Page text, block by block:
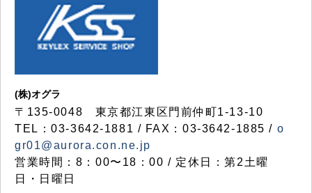
(株)オグラ
〒135-0048 東京都江東区門前仲町1-13-10
TEL：03-3642-1881 / FAX：03-3642-1885 / o
gr01@aurora.con.ne.jp
営業時間：8：00〜18：00 / 定休日：第2土曜
日・日曜日